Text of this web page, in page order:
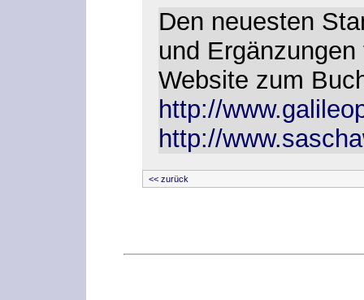
Den neuesten
und
Website zum
http://
http://
<< zurück